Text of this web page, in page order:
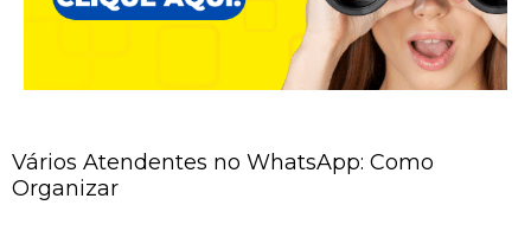
Vários Atendentes no WhatsApp: Como
Organizar